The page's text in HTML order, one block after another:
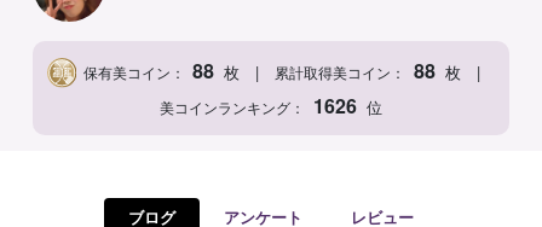
求人
保有美コイン： 88 枚 | 累計取得美コイン： 88枚 |
美コインランキング： 1626位
ブログ アンケート レビュー